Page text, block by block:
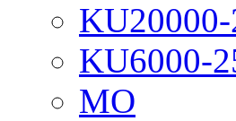
KU6000-
MO